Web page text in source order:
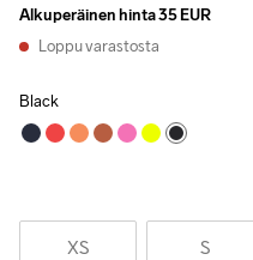
Alkuperäinen hinta35 EUR
Loppu varastosta
Black
XS S